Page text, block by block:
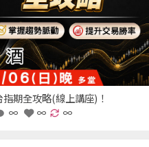
期全攻略(線上講座)！
∞ ∞ ∞